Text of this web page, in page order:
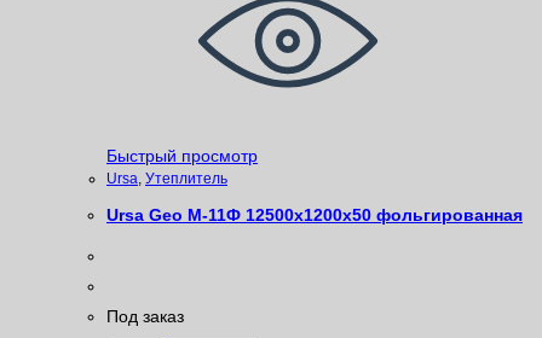
Быстрый просмотр
Ursa, Утеплитель
Ursa Geo М-11Ф 12500х1200х50 фольгированная
Под заказ